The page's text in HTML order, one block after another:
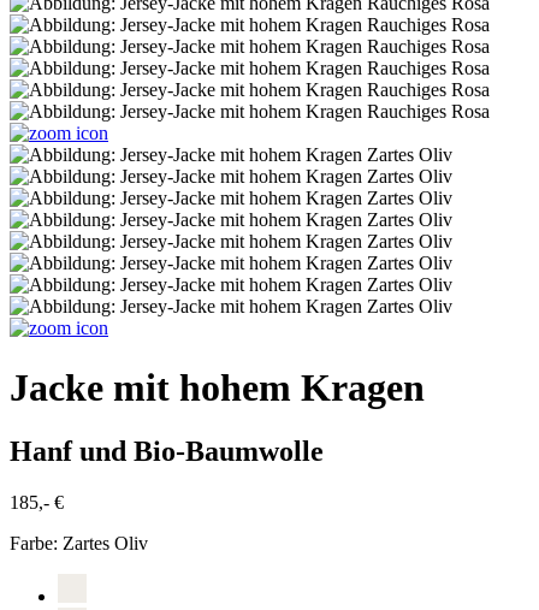
Jacke mit hohem Kragen
Hanf und Bio-Baumwolle
185,- €
Farbe: Zartes Oliv